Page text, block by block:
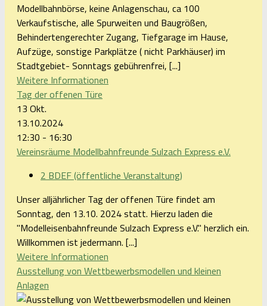
Modellbahnbörse, keine Anlagenschau, ca 100
Verkaufstische, alle Spurweiten und Baugrößen,
Behindertengerechter Zugang, Tiefgarage im Hause,
Aufzüge, sonstige Parkplätze ( nicht Parkhäuser) im
Stadtgebiet- Sonntags gebührenfrei, [...]
Weitere Informationen
Tag der offenen Türe
13 Okt.
13.10.2024
12:30 - 16:30
Vereinsräume Modellbahnfreunde Sulzach Express e.V.
2 BDEF (öffentliche Veranstaltung)
Unser alljährlicher Tag der offenen Türe findet am
Sonntag, den 13.10. 2024 statt. Hierzu laden die
"Modelleisenbahnfreunde Sulzach Express e.V." herzlich ein.
Willkommen ist jedermann. [...]
Weitere Informationen
Ausstellung von Wettbewerbsmodellen und kleinen
Anlagen